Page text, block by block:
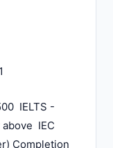
IELTS -
IEC
Completion